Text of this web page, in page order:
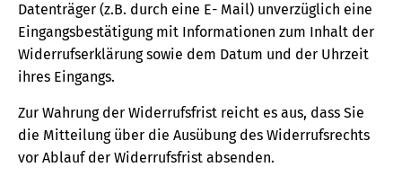
Datenträger (z.B. durch eine E- Mail) unverzüglich eine
Eingangsbestätigung mit Informationen zum Inhalt der
Widerrufserklärung sowie dem Datum und der Uhrzeit
ihres Eingangs.
Zur Wahrung der Widerrufsfrist reicht es aus, dass Sie
die Mitteilung über die Ausübung des Widerrufsrechts
vor Ablauf der Widerrufsfrist absenden.